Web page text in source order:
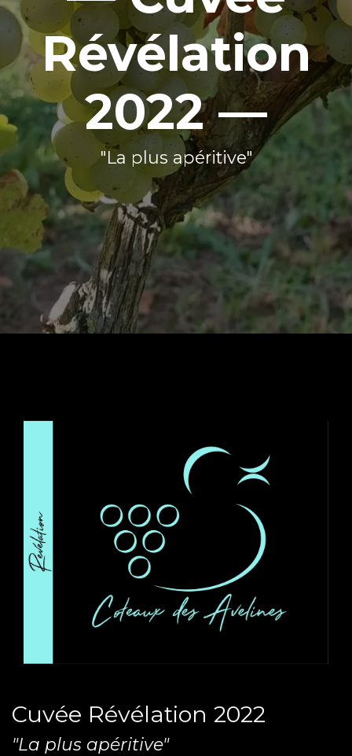
Révélation
2022 —
"La plus apéritive"
Cuvée Révélation 2022
"La plus apéritive"